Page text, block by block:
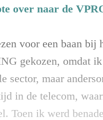
over naar de
voor een baan bij
gekozen, omdat
sector, maar
in de telecom,
Toen ik werd